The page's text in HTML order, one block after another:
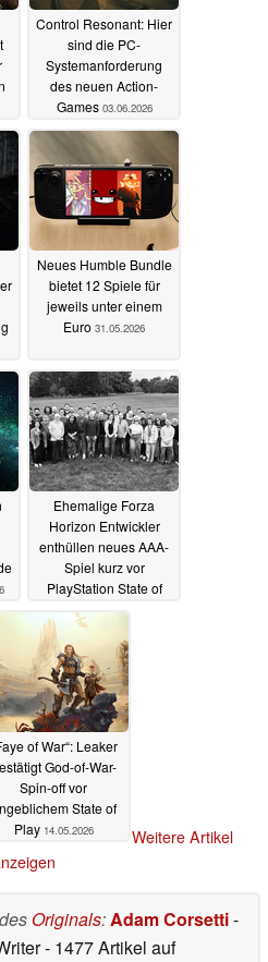
Control Resonant: Hier
sind die PC-
Systemanforderung
des neuen Action-
Games 03.06.2026
Neues Humble Bundle
bietet 12 Spiele für
jeweils unter einem
Euro 31.05.2026
Ehemalige Forza
Horizon Entwickler
enthüllen neues AAA-
Spiel kurz vor
PlayStation State of
Play
27.05.2026
of War“: Leaker
God-of-War-
Spin-off vor
State of
Play 14.05.2026
Weitere Artikel
Originals:Adam Corsetti-
- 1477 Artikel auf